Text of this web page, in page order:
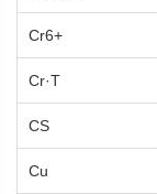
Cr6+
Cr·T
CS
Cu